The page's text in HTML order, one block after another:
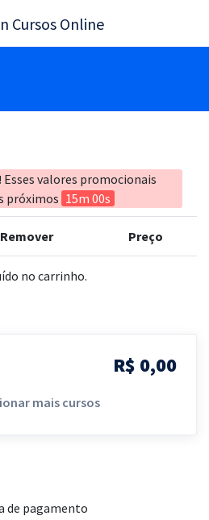
Esses valores promocionais
próximos 15m 00s
Remover Preço
no carrinho.
R$ 0,00
mais cursos
de pagamento